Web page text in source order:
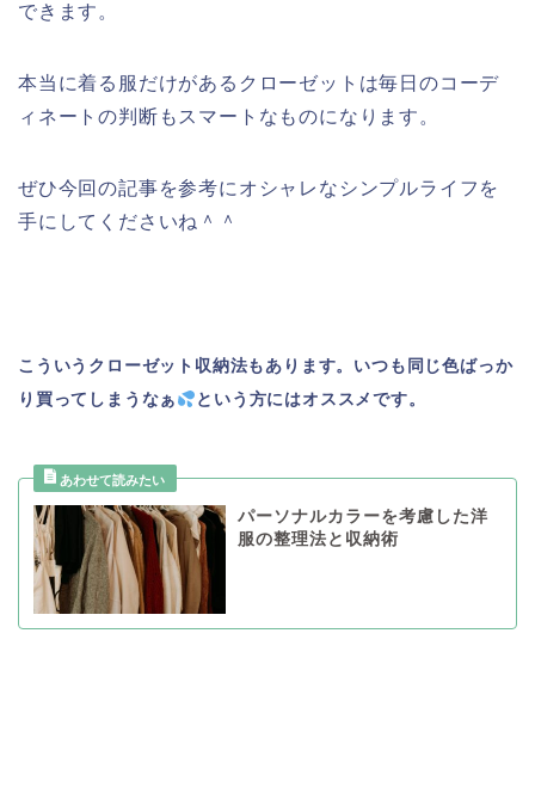
できます。
本当に着る服だけがあるクローゼットは毎日のコーデ
ィネートの判断もスマートなものになります。
ぜひ今回の記事を参考にオシャレなシンプルライフを
手にしてくださいね＾＾
こういうクローゼット収納法もあります。いつも同じ色ばっか
り買ってしまうなぁ
という方にはオススメです。
パーソナルカラーを考慮した洋
服の整理法と収納術